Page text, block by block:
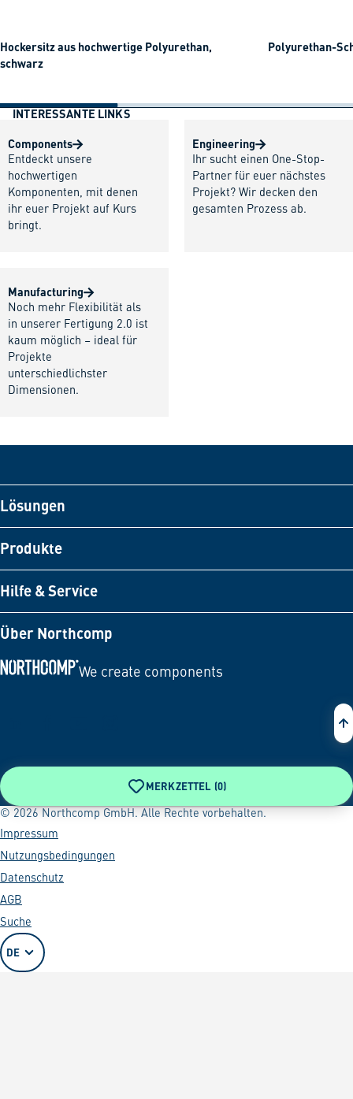
Hockersitz aus hochwertige Polyurethan,
schwarz
Polyurethan-
INTERESSANTE LINKS
Components
Entdeckt unsere
hochwertigen
Komponenten, mit denen
ihr euer Projekt auf Kurs
bringt.
Engineering
Ihr sucht einen One-Stop-
Partner für euer nächstes
Projekt? Wir decken den
gesamten Prozess ab.
Manufacturing
Noch mehr Flexibilität als
in unserer Fertigung 2.0 ist
kaum möglich – ideal für
Projekte
unterschiedlichster
Dimensionen.
Lösungen
Produkte
Hilfe & Service
Über Northcomp
We create components
MERKZETTEL (0)
© 2026 Northcomp GmbH. Alle Rechte vorbehalten.
Impressum
Nutzungsbedingungen
Datenschutz
AGB
Suche
DE